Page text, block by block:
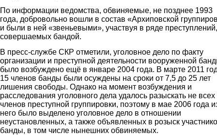
По информации ведомства, обвиняемые, не позднее 1993
года, добровольно вошли в состав «Архиповской
и были в ней «звеньевыми», участвуя в ряде преступлений,
совершаемых бандой.
В пресс-службе СКР отметили, уголовное дело по факту
организации и преступной деятельности вооруженной
было возбуждено ещё в январе 2004 года. В марте 2011
15 членов банды были осуждены на сроки от 7,5 до 25 лет
лишения свободы. Однако на момент возбуждения и
расследования уголовного дела удалось разыскать не всех
членов преступной группировки, поэтому в мае 2006 года
него было выделено уголовное дело в отношении
неустановленных, а также объявленных в розыск
банды, в том числе нынешних обвиняемых.